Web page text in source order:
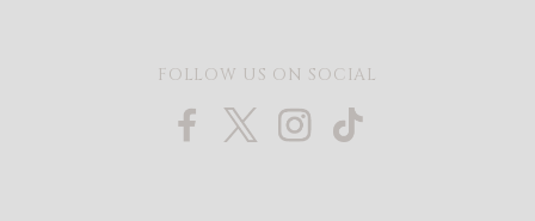
FOLLOW US ON SOCIAL